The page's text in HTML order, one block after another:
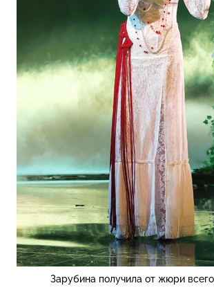
Зарубина получила от жюри